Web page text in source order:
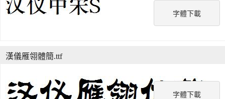
字體下載
字體下載
漢儀雁翎體簡.ttf